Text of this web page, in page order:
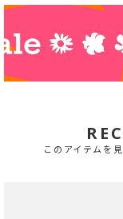
このアイテムを